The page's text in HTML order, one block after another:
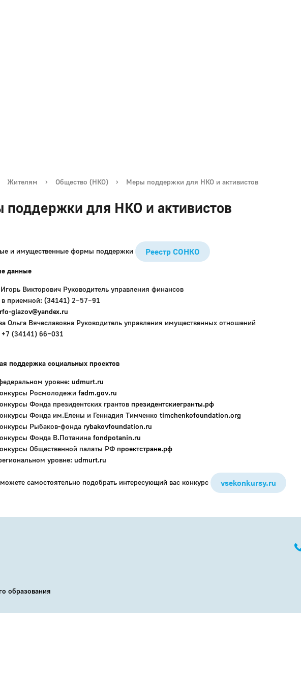
Жителям › Общество (НКО) › Меры поддержки для НКО и активистов
поддержки для НКО и активистов
и имущественные формы поддержки Реестр СОНКО
данные
Викторович Руководитель управления финансов
приемной: (34141) 2−57−91
glazov@yandex.ru
Ольга Вячеславовна Руководитель управления имущественных отношений
(34141) 66−031
поддержка социальных проектов
уровне: udmurt.ru
Росмолодежи fadm.gov.ru
Фонда президентских грантов президентскиегранты.рф
Фонда им.Елены и Геннадия Тимченко timchenkofoundation.org
Рыбаков-фонда rybakovfoundation.ru
Фонда В.Потанина fondpotanin.ru
Общественной палаты РФ проектстране.рф
уровне: udmurt.ru
самостоятельно подобрать интересующий вас конкурс vsekonkursy.ru
образования